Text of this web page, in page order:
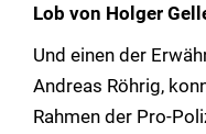
Lob von Holger
Und einen der
Andreas Röhrig,
Rahmen der Pro-